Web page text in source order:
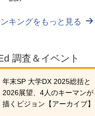
キングをもっと見る
調査＆イベント
年末SP 大学DX 2025総括と
2026展望、4人のキーマンが
描くビジョン【アーカイブ】